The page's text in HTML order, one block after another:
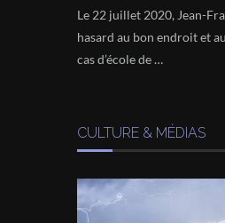
Le 22 juillet 2020, Jean-
hasard au bon endroit et
cas d’école de …
CULTURE & MÉDIAS